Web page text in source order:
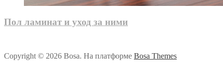
Пол ламинат и уход за ними
Copyright © 2026 Bosa. На платформе Bosa Themes